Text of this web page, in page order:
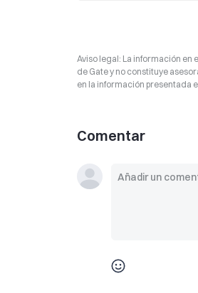
Aviso legal: La información en
de Gate y no constituye
en la información presentada
Comentar